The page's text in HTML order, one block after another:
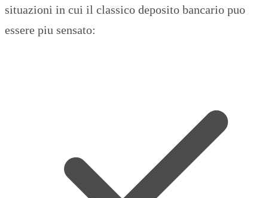
situazioni in cui il classico deposito bancario puo
essere piu sensato: